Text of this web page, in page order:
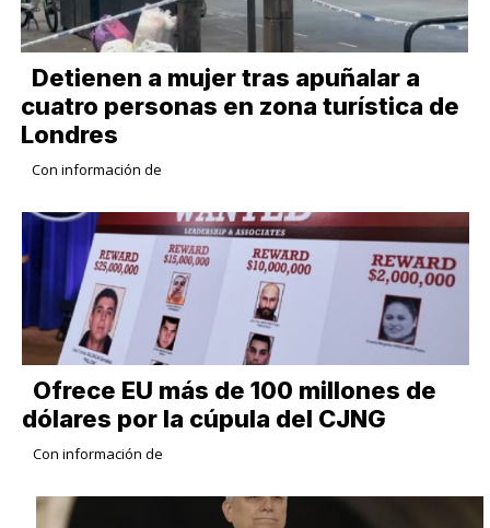
Detienen a mujer tras apuñalar a
cuatro personas en zona turística de
Londres
Con información de
Ofrece EU más de 100 millones de
dólares por la cúpula del CJNG
Con información de